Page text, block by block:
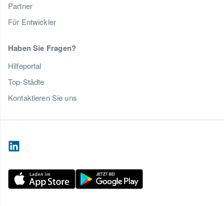
Partner
Für Entwickler
Haben Sie Fragen?
Hilfeportal
Top-Städte
Kontaktieren Sie uns